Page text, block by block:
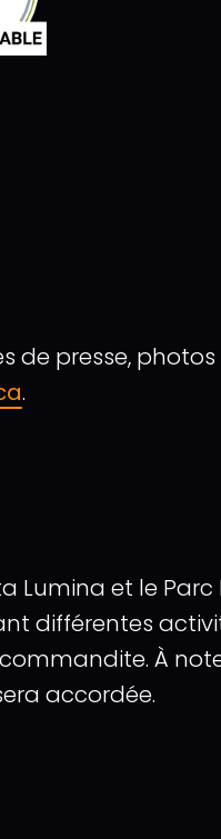
de presse,
.
et le
différentes
À
accordée.